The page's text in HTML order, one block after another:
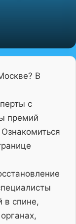
В
с
премий
в спине,